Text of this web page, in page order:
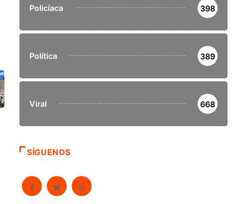
Policíaca 398
Política 389
Viral 668
SÍGUENOS